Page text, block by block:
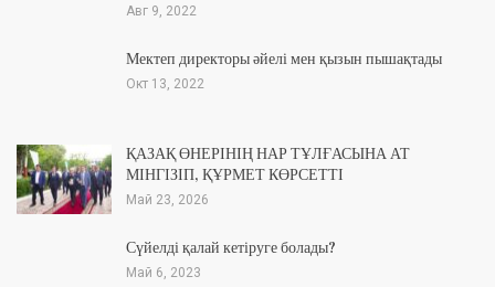
Авг 9, 2022
Мектеп директоры әйелі мен қызын пышақтады
Окт 13, 2022
ҚАЗАҚ ӨНЕРІНІҢ НАР ТҰЛҒАСЫНА АТ
МІНГІЗІП, ҚҰРМЕТ КӨРСЕТТІ
Май 23, 2026
Сүйелді қалай кетіруге болады?
Май 6, 2023